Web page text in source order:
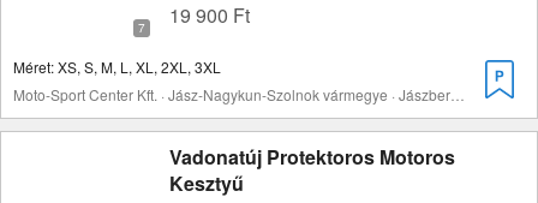
19 900 Ft
Méret: XS, S, M, L, XL, 2XL, 3XL
Vadonatúj Protektoros Motoros
Kesztyű